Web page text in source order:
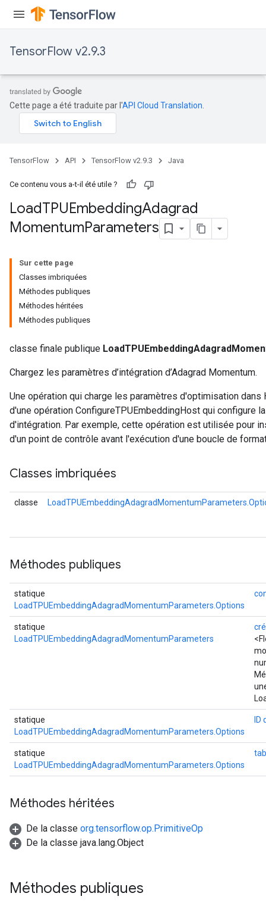
TensorFlow v2.9.3
Cette page a été traduite par l'API Cloud Translation
TensorFlow API TensorFlow v2.9.3 Java
Ce contenu vous a-t-il été utile ?
LoadTPUEmbeddingAdagrad
MomentumParameters
Sur cette page
Classes imbriquées
Méthodes publiques
Méthodes héritées
Méthodes publiques
classe finale publique
Chargez les paramètres d’intégration d’Adagrad Momentum.
Une opération qui charge les paramètres d'optimisation
d'une opération ConfigureTPUEmbeddingHost qui configure
d'intégration. Par exemple, cette opération est utilisée pour
d'un point de contrôle avant l'exécution d'une boucle de
Classes imbriquées
classe
Méthodes publiques
statique
LoadTPUEmbeddingAdagradMomentumParameters.Options
statique
LoadTPUEmbeddingAdagradMomentumParameters
statique
LoadTPUEmbeddingAdagradMomentumParameters.Options
statique
LoadTPUEmbeddingAdagradMomentumParameters.Options
Méthodes héritées
De la classe org.tensorflow.op.PrimitiveOp
De la classe java.lang.Object
Méthodes publiques